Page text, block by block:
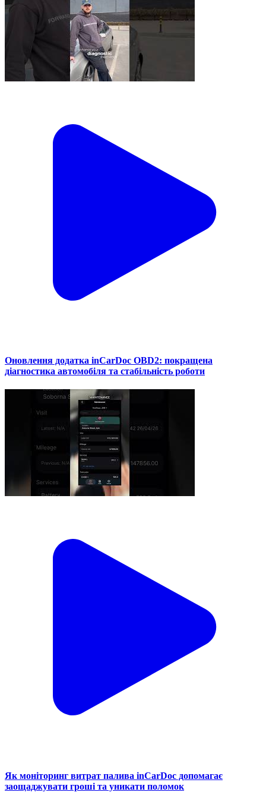
Оновлення додатка inCarDoc OBD2: покращена
діагностика автомобіля та стабільність роботи
Як моніторинг витрат палива inCarDoc допомагає
заощаджувати гроші та уникати поломок